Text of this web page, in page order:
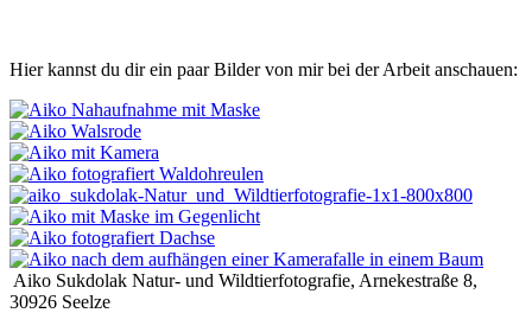
Hier kannst du dir ein paar Bilder von mir bei der Arbeit anschauen:
Aiko Sukdolak Natur- und Wildtierfotografie, Arnekestraße 8,
30926 Seelze